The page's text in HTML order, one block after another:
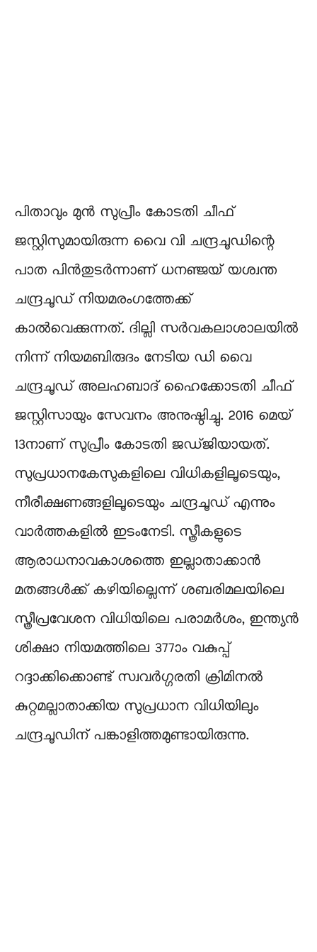
പിതാവും മുൻ സുപ്രീം കോടതി ചീഫ്
ജസ്റ്റിസുമായിരുന്ന വൈ വി ചന്ദ്രചൂഡിന്റെ
പാത പിൻതുടർന്നാണ് ധനഞ്ജയ് യശ്വന്ത
ചന്ദ്രചൂഡ് നിയമരംഗത്തേക്ക്
കാൽവെക്കുന്നത്. ദില്ലി സർവകലാശാലയിൽ
നിന്ന് നിയമബിരുദം നേടിയ ഡി വൈ
ചന്ദ്രചൂഡ് അലഹബാദ് ഹൈക്കോടതി ചീഫ്
ജസ്റ്റിസായും സേവനം അനുഷ്ഠിച്ചു. 2016 മെയ്
13നാണ് സുപ്രീം കോടതി ജഡ്ജിയായത്.
സുപ്രധാനകേസുകളിലെ വിധികളിലൂടെയും,
നീരീക്ഷണങ്ങളിലൂടെയും ചന്ദ്രചൂഡ് എന്നും
വാർത്തകളിൽ ഇടംനേടി. സ്ത്രീകളുടെ
ആരാധനാവകാശത്തെ ഇല്ലാതാക്കാന്‍
മതങ്ങള്‍ക്ക് കഴിയില്ലെന്ന് ശബരിമലയിലെ
സ്ത്രീപ്രവേശന വിധിയിലെ പരാമർശം, ഇന്ത്യൻ
ശിക്ഷാ നിയമത്തിലെ 377ാം വകുപ്പ്
റദ്ദാക്കിക്കൊണ്ട് സ്വവർഗ്ഗരതി ക്രിമിനൽ
കുറ്റമല്ലാതാക്കിയ സുപ്രധാന വിധിയിലും
ചന്ദ്രചൂഡിന് പങ്കാളിത്തമുണ്ടായിരുന്നു.